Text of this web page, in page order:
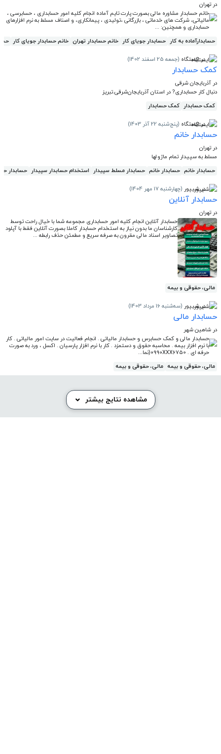
در تهران
خانم حسابدار مشاوره مالی بصورت پارت تایم آماده انجام کلیه امور حسابداری ، حسابرسی ،
مالیاتی، شرکت های خدماتی ، بازرگانی ،تولیدی ، پیمانکاری، و اصناف مسلط به نرم افزارهای
حسابداری و همچنین: ...
حسابدارآماده به کار
حسابدار جویای کار خانم حسابدار تهران خانم حسابدار جویای کار
در ایستگاه (جمعه 25 اسفند 1402)
کمک حسابدار
در آذربایجان شرقی
دنبال کار حسابداری? در استان آذربایجان‌شرقی.تبریز
کمک حسابدار
کمک حسابدار
در ایستگاه (پنج‌شنبه 22 آذر 1403)
حسابدار خانم
در تهران
مسلط به سپیدار تمام ماژولها
حسابدار خانم حسابدار خانم حسابدار مسلط سپیدار استخدام حسابدار سپیدار حسابدار
در شیپور (چهارشنبه 17 مهر 1404)
حسابدار آنلاین
در تهران
حسابدار آنلاین انجام کلیه امور حسابداری مجموعه شما با خیال راحت توسط
کارشناسان ما بدون نیاز به استخدام حسابدار کاملا بصورت آنلاین فقط با آپلود
تصاویر اسناد مالی مقرون به صرفه سریع و مطمئن حذف رابطه ...
مالی، حقوقی و بیمه
در شیپور (سه‌شنبه 16 مرداد 1403)
حسابدار مالی
در شاهین شهر
حسابدار مالی و کمک حسابرس و حسابدار مالیاتی . انجام فعالیت در سایت امور مالیاتی . کار
با نرم افزار بیمه . محاسبه حقوق و دستمزد . کار با نرم افزار پارسیان . اکسل ، ورد به صورت
حرفه ای . 0990XXX6750(نما...
مالی، حقوقی و بیمه مالی، حقوقی و بیمه
مشاهده نتایج بیشتر